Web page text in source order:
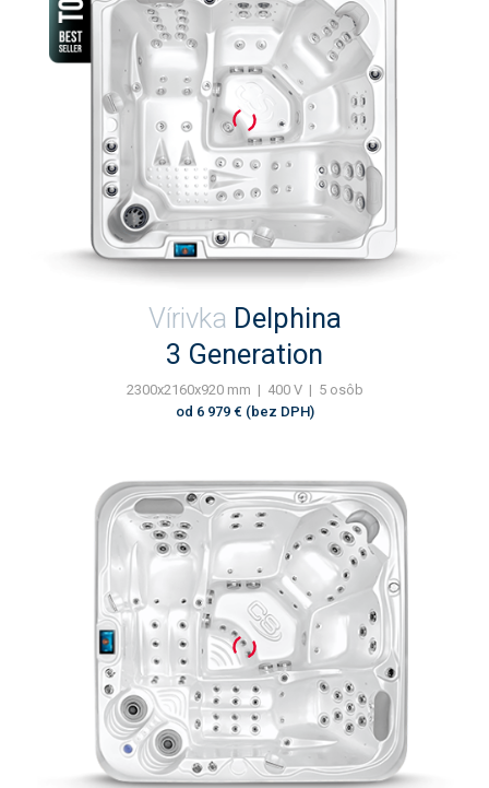
Vírivka Delphina
3 Generation
2300x2160x920 mm | 400 V | 5 osôb
od 6 979 € (bez DPH)